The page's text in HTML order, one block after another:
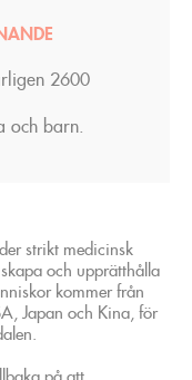
2600
och barn.
strikt medicinsk
och upprätthålla
kommer från
Japan och Kina, för
på att